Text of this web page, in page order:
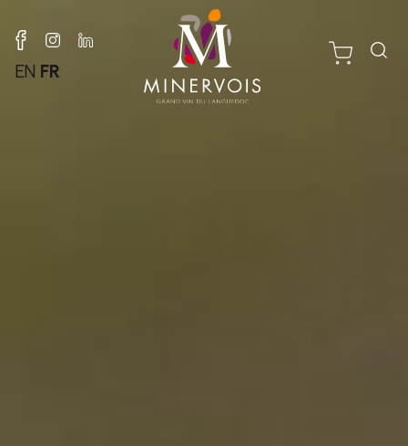
EN FR